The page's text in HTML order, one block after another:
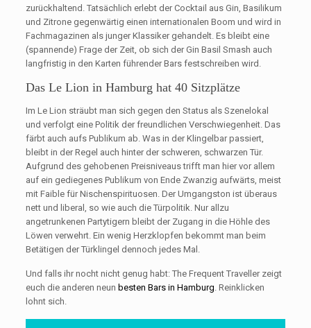
zurückhaltend. Tatsächlich erlebt der Cocktail aus Gin, Basilikum
und Zitrone gegenwärtig einen internationalen Boom und wird in
Fachmagazinen als junger Klassiker gehandelt. Es bleibt eine
(spannende) Frage der Zeit, ob sich der Gin Basil Smash auch
langfristig in den Karten führender Bars festschreiben wird.
Das Le Lion in Hamburg hat 40 Sitzplätze
Im Le Lion sträubt man sich gegen den Status als Szenelokal
und verfolgt eine Politik der freundlichen Verschwiegenheit. Das
färbt auch aufs Publikum ab. Was in der Klingelbar passiert,
bleibt in der Regel auch hinter der schweren, schwarzen Tür.
Aufgrund des gehobenen Preisniveaus trifft man hier vor allem
auf ein gediegenes Publikum von Ende Zwanzig aufwärts, meist
mit Faible für Nischenspirituosen. Der Umgangston ist überaus
nett und liberal, so wie auch die Türpolitik. Nur allzu
angetrunkenen Partytigern bleibt der Zugang in die Höhle des
Löwen verwehrt. Ein wenig Herzklopfen bekommt man beim
Betätigen der Türklingel dennoch jedes Mal.
Und falls ihr nocht nicht genug habt: The Frequent Traveller zeigt
euch die anderen neunbesten Bars in Hamburg . Reinklicken
lohnt sich.